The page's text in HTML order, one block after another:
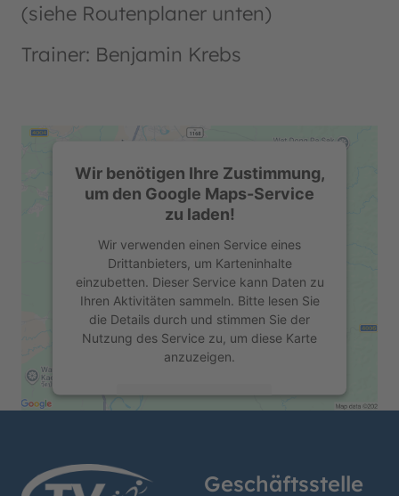
(siehe Routenplaner unten)
Trainer: Benjamin Krebs
Wir benötigen Ihre Zustimmung,
um den Google Maps-Service
zu laden!
Wir verwenden einen Service eines
Drittanbieters, um Karteninhalte
einzubetten. Dieser Service kann Daten zu
Ihren Aktivitäten sammeln. Bitte lesen Sie
die Details durch und stimmen Sie der
Nutzung des Service zu, um diese Karte
anzuzeigen.
Mehr Informationen
powered by
Usercentrics Consent
Geschäftsstelle